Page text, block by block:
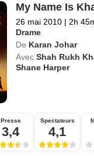
My Name Is
26 mai 2010 | 2h
Drame
De Karan Johar
Avec Shah Rukh
Shane Harper
Presse
3,4
Spectateurs
4,1